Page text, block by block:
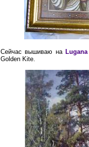
Сейчас вышиваю на
Golden Kite.